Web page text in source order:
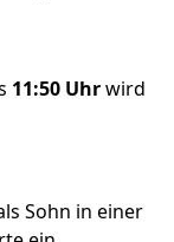
11:50 Uhrwird
Sohn in einer